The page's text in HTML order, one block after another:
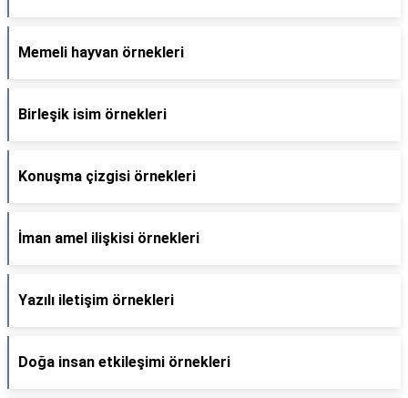
Memeli hayvan örnekleri
Birleşik isim örnekleri
Konuşma çizgisi örnekleri
İman amel ilişkisi örnekleri
Yazılı iletişim örnekleri
Doğa insan etkileşimi örnekleri